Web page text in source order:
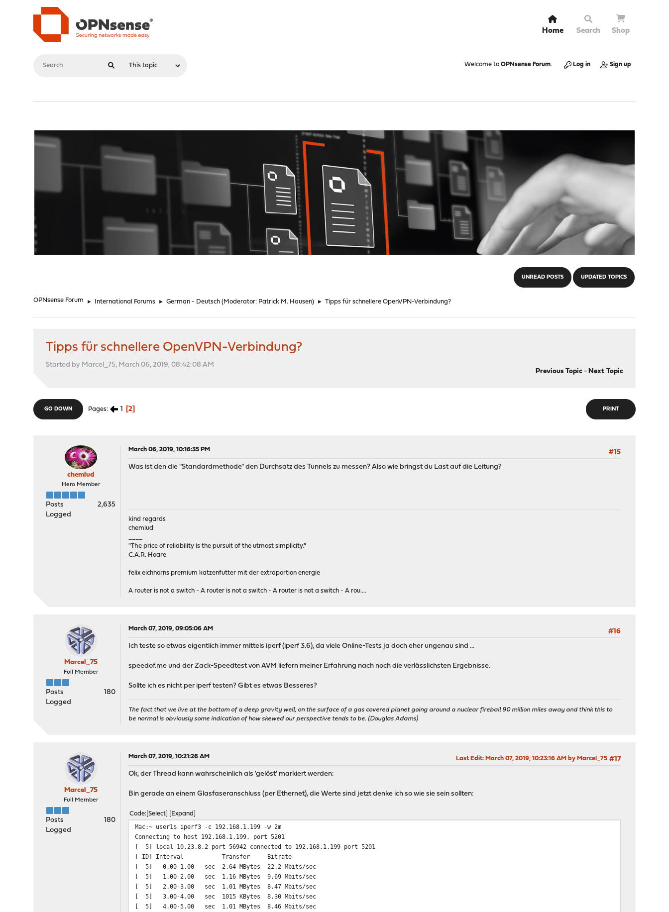
Home Search Shop
Welcome to OPNsense Forum. Log in Sign up
UNREAD POSTS UPDATED TOPICS
OPNsense Forum ► International Forums ► German - Deutsch (Moderator: Patrick M. Hausen) ► Tipps für schnellere OpenVPN-Verbindung?
Tipps für schnellere OpenVPN-Verbindung?
Started by Marcel_75, March 06, 2019, 08:42:08 AM
Previous Topic- Next Topic
PRINT
GO DOWN Pages 1 2
chemlud
Hero Member
Posts
2,635
Logged
March 06, 2019, 10:16:35 PM
#15
Was ist den die "Standardmethode" den Durchsatz des Tunnels zu messen? Also wie bringst du Last auf die Leitung?
kind regards
chemlud
"The price of reliability is the pursuit of the utmost simplicity."
C.A.R. Hoare
felix eichhorns premium katzenfutter mit der extraportion energie
A router is not a switch - A router is not a switch - A router is not a switch - A rou....
Marcel_75
Full Member
Posts
180
Logged
March 07, 2019, 09:05:06 AM
#16
Ich teste so etwas eigentlich immer mittels iperf (iperf 3.6), da viele Online-Tests ja doch eher ungenau sind ...
speedof.me und der Zack-Speedtest von AVM liefern meiner Erfahrung nach noch die verlässlichsten Ergebnisse.
Sollte ich es nicht per iperf testen? Gibt es etwas Besseres?
The fact that we live at the bottom of a deep gravity well, on the surface of a gas covered planet going around a nuclear fireball 90 million miles away and think this to
be normal is obviously some indication of how skewed our perspective tends to be. (Douglas Adams)
Marcel_75
Full Member
Posts
180
Logged
March 07, 2019, 10:21:26 AM #17
Last Edit: March 07, 2019, 10:23:16 AM by Marcel_75
Ok, der Thread kann wahrscheinlich als 'gelöst' markiert werden:
Bin gerade an einem Glasfaseranschluss (per Ethernet), die Werte sind jetzt denke ich so wie sie sein sollten:
Code Select Expand
Mac:~ user1$ iperf3 -c 192.168.1.199 -w 2m
Connecting to host 192.168.1.199, port 5201
[ 5] local 10.23.8.2 port 56942 connected to 192.168.1.199 port 5201
[ ID] Interval Transfer Bitrate
[ 5] 0.00-1.00 sec 2.64 MBytes 22.2 Mbits/sec
[ 5] 1.00-2.00 sec 1.16 MBytes 9.69 Mbits/sec
[ 5] 2.00-3.00 sec 1.01 MBytes 8.47 Mbits/sec
[ 5] 3.00-4.00 sec 1015 KBytes 8.30 Mbits/sec
[ 5] 4.00-5.00 sec 1.01 MBytes 8.46 Mbits/sec